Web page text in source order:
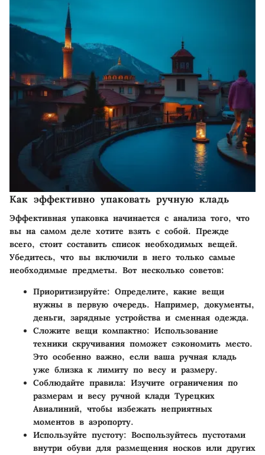
Как эффективно упаковать ручную кладь
Эффективная упаковка начинается с анализа того, что
вы на самом деле хотите взять с собой. Прежде
всего, стоит составить список необходимых вещей.
Убедитесь, что вы включили в него только самые
необходимые предметы. Вот несколько советов:
Приоритизируйте: Определите, какие вещи
нужны в первую очередь. Например, документы,
деньги, зарядные устройства и сменная одежда.
Сложите вещи компактно: Использование
техники скручивания поможет сэкономить место.
Это особенно важно, если ваша ручная кладь
уже близка к лимиту по весу и размеру.
Соблюдайте правила: Изучите ограничения по
размерам и весу ручной клади Турецких
Авиалиний, чтобы избежать неприятных
моментов в аэропорту.
Используйте пустоту: Воспользуйтесь пустотами
внутри обуви для размещения носков или других